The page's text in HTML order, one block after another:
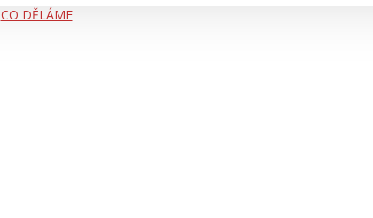
CO DĚLÁME